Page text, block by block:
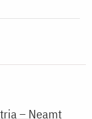
– Neamț